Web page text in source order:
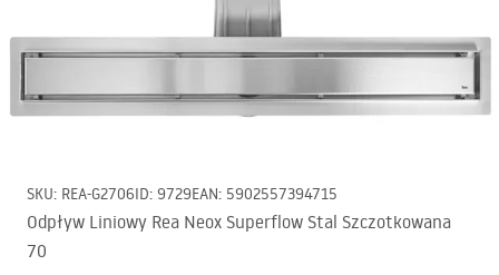
SKU: REA-G2706ID: 9729EAN: 5902557394715
Odpływ Liniowy Rea Neox Superflow Stal Szczotkowana
70